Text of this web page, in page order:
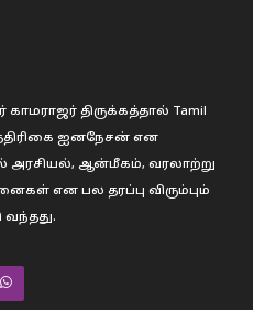
காமராஜர் திருக்கத்தால் Tamil
ஐனநேசன் என
அரசியல், ஆன்மீகம், வரலாற்று
என பல தரப்பு விரும்பும்